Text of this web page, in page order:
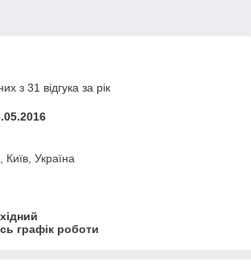
з 31 відгука за рік
Україна
графік роботи